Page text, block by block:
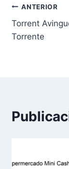
de
ANTERIOR
Torrent
Torrente